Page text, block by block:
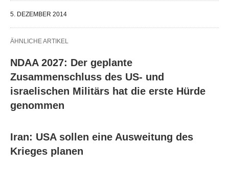
5. DEZEMBER 2014
ÄHNLICHE ARTIKEL
NDAA 2027: Der geplante
Zusammenschluss des US- und
israelischen Militärs hat die erste Hürde
genommen
Iran: USA sollen eine Ausweitung des
Krieges planen